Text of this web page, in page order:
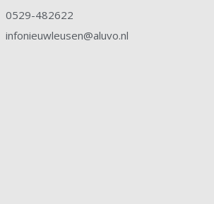
0529-482622
infonieuwleusen@aluvo.nl